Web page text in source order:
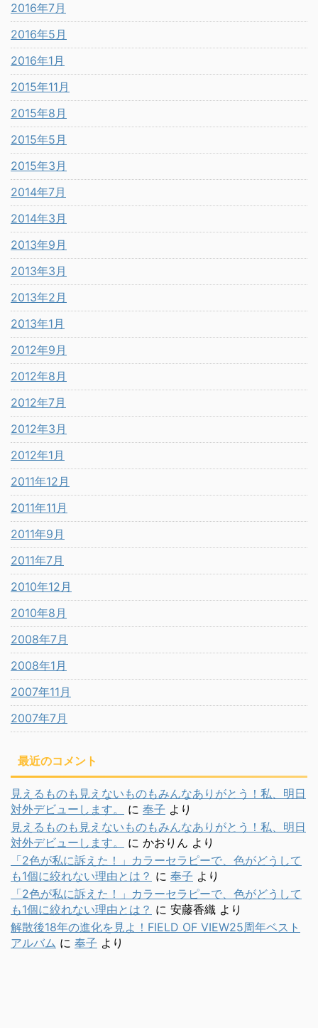
2016年7月
2016年5月
2016年1月
2015年11月
2015年8月
2015年5月
2015年3月
2014年7月
2014年3月
2013年9月
2013年3月
2013年2月
2013年1月
2012年9月
2012年8月
2012年7月
2012年3月
2012年1月
2011年12月
2011年11月
2011年9月
2011年7月
2010年12月
2010年8月
2008年7月
2008年1月
2007年11月
2007年7月
最近のコメント
見えるものも見えないものもみんなありがとう！私、明日
対外デビューします。
に 奉子 より
見えるものも見えないものもみんなありがとう！私、明日
対外デビューします。
に かおりん より
「2色が私に訴えた！」カラーセラピーで、色がどうして
も1個に絞れない理由とは？ に 奉子 より
「2色が私に訴えた！」カラーセラピーで、色がどうして
も1個に絞れない理由とは？ に 安藤香織 より
解散後18年の進化を見よ！FIELD OF VIEW25周年ベスト
アルバム に 奉子 より